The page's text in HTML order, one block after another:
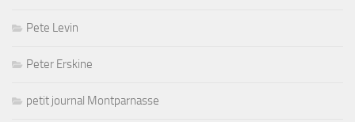
Pete Levin
Peter Erskine
petit journal Montparnasse